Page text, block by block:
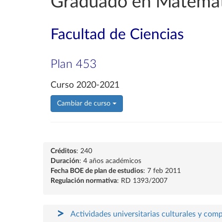
Facultad de Ciencias
Plan 453
Curso 2020-2021
Cambiar de curso
Créditos: 240
Duración: 4 años académicos
Fecha BOE de plan de estudios: 7 feb 2011
Regulación normativa: RD 1393/2007
Actividades universitarias culturales y